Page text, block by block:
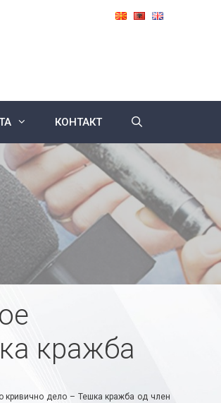
КОНТАКТ
кражба
кривично дело – Тешка кражба од член